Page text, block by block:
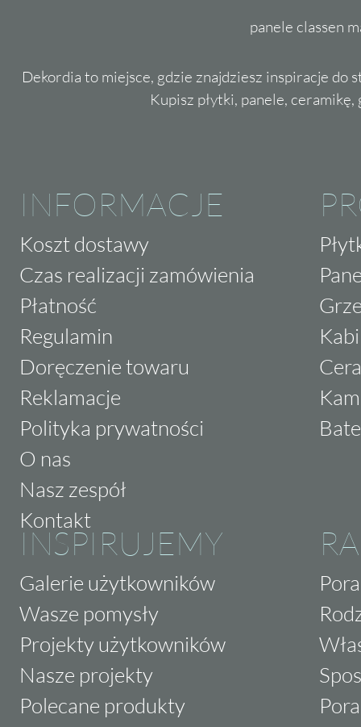
panele classen
Dekordia to miejsce, gdzie znajdziesz inspiracje do
Kupisz płytki, panele,
INFORMACJE
Koszt dostawy
Czas realizacji zamówienia
Płatność
Regulamin
Doręczenie towaru
Reklamacje
Polityka prywatności
O nas
Nasz zespół
Kontakt
INSPIRUJEMY
Galerie użytkowników
Wasze pomysły
Projekty użytkowników
Nasze projekty
Polecane produkty